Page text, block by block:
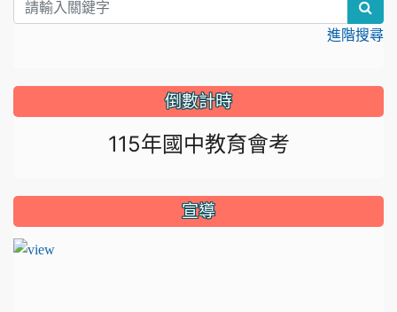
進階搜尋
倒數計時
115年國中教育會考
宣導